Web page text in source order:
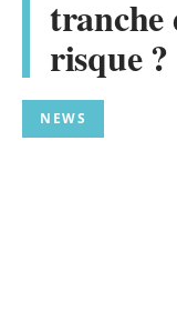
tranche
risque ?
NEWS